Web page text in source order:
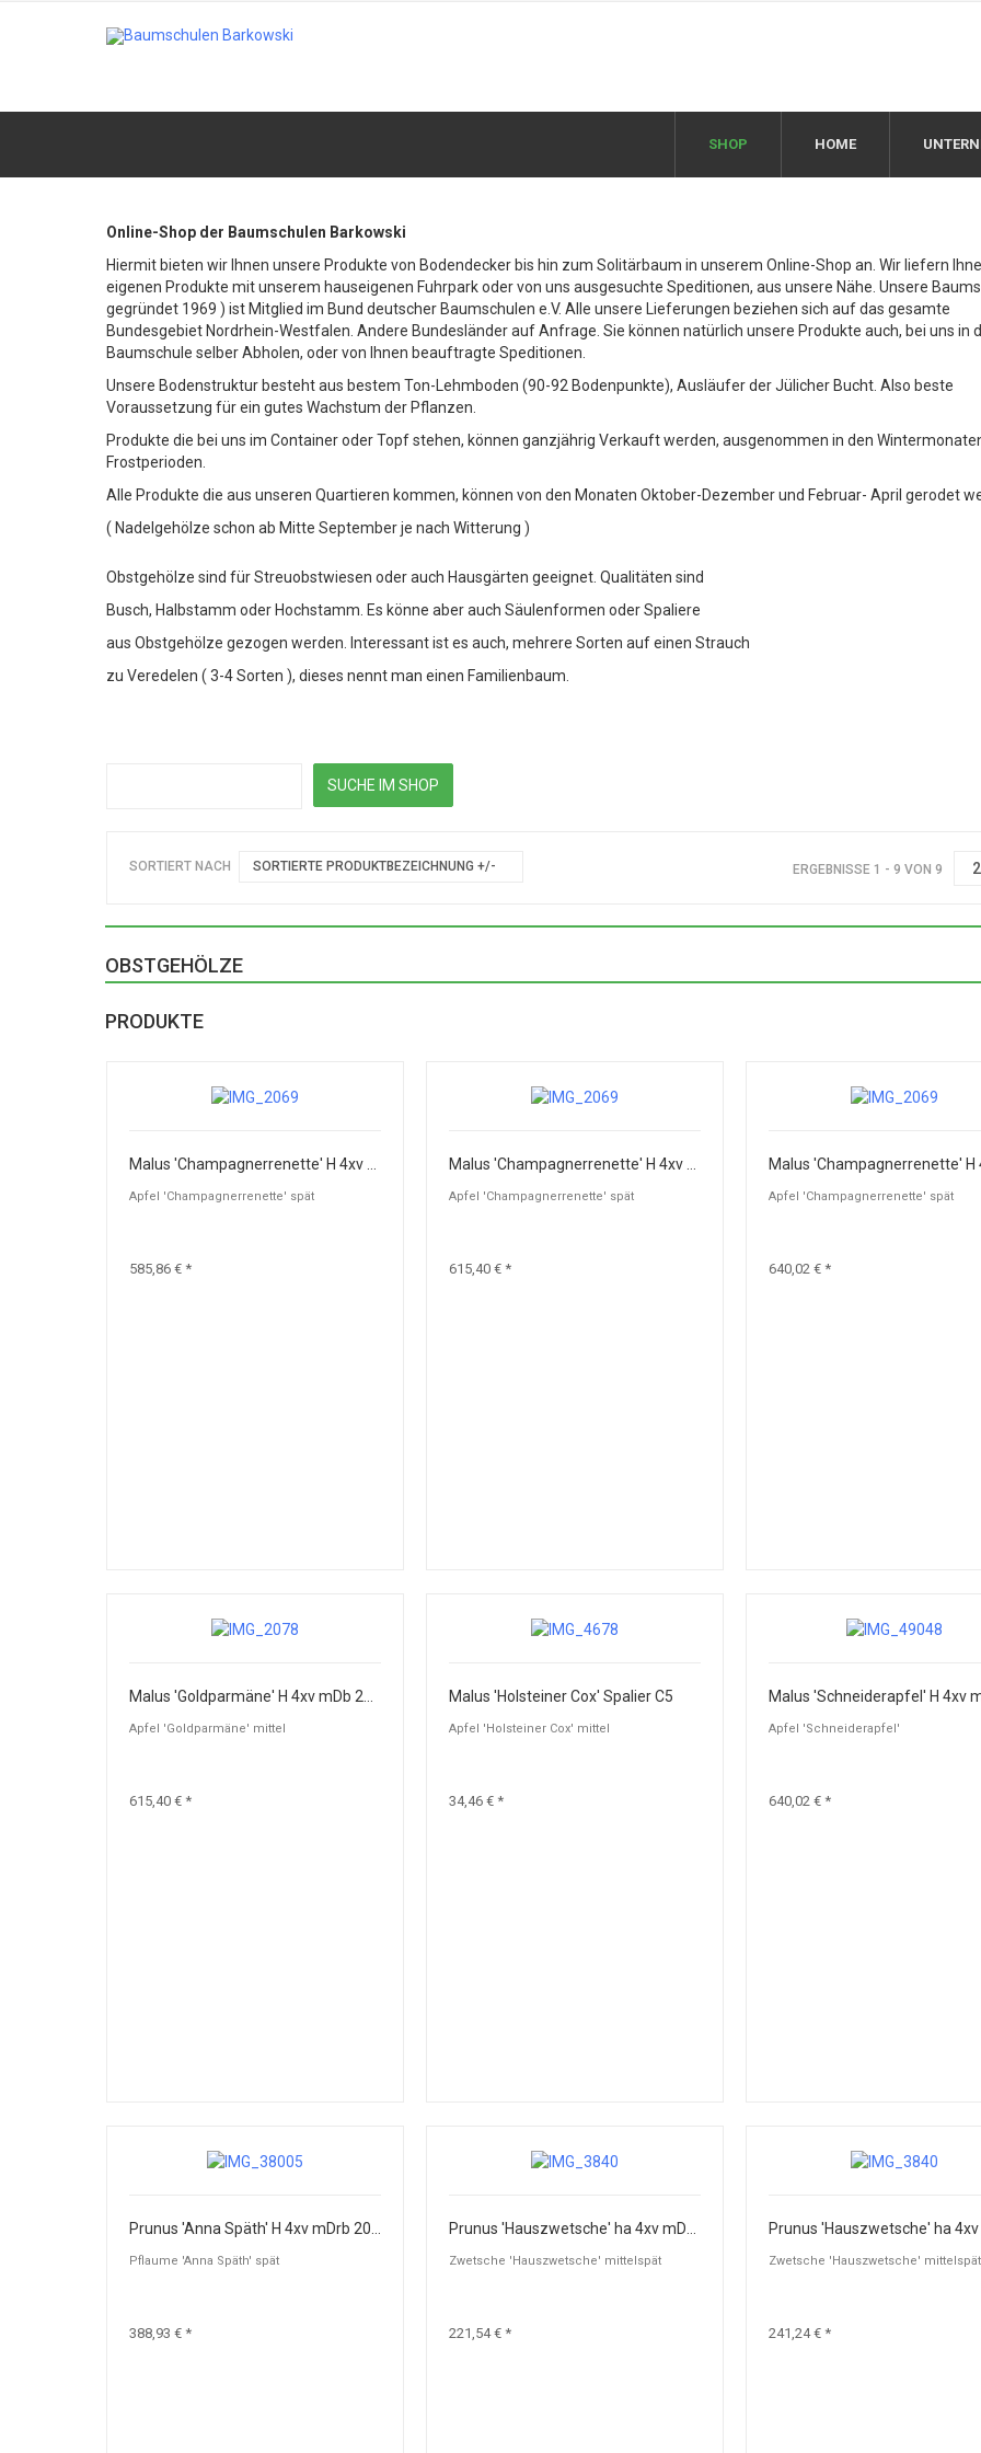
SHOP HOME
Online-Shop der Baumschulen Barkowski
Hiermit bieten wir Ihnen unsere Produkte von Bodendecker bis hin zum Solitärbaum in unserem Online-Shop an. Wir liefern
eigenen Produkte mit unserem hauseigenen Fuhrpark oder von uns ausgesuchte Speditionen, aus unsere Nähe. Unsere
gegründet 1969 ) ist Mitglied im Bund deutscher Baumschulen e.V. Alle unsere Lieferungen beziehen sich auf das gesamte
Bundesgebiet Nordrhein-Westfalen. Andere Bundesländer auf Anfrage. Sie können natürlich unsere Produkte auch, bei uns in
Baumschule selber Abholen, oder von Ihnen beauftragte Speditionen.
Unsere Bodenstruktur besteht aus bestem Ton-Lehmboden (90-92 Bodenpunkte), Ausläufer der Jülicher Bucht. Also beste
Voraussetzung für ein gutes Wachstum der Pflanzen.
Produkte die bei uns im Container oder Topf stehen, können ganzjährig Verkauft werden, ausgenommen in den
Frostperioden.
Alle Produkte die aus unseren Quartieren kommen, können von den Monaten Oktober-Dezember und Februar- April gerodet
( Nadelgehölze schon ab Mitte September je nach Witterung )
Obstgehölze sind für Streuobstwiesen oder auch Hausgärten geeignet. Qualitäten sind
Busch, Halbstamm oder Hochstamm. Es könne aber auch Säulenformen oder Spaliere
aus Obstgehölze gezogen werden. Interessant ist es auch, mehrere Sorten auf einen Strauch
zu Veredelen ( 3-4 Sorten ), dieses nennt man einen Familienbaum.
SORTIERT NACH SORTIERTE PRODUKTBEZEICHNUNG +/- ERGEBNISSE 1 - 9 VON 9
OBSTGEHÖLZE
PRODUKTE
Apfel 'Champagnerrenette' spät
585,86 € *
Apfel 'Champagnerrenette' spät
615,40 € *
Apfel 'Champagnerrenette' spät
640,02 € *
Apfel 'Goldparmäne' mittel
615,40 € *
Malus 'Holsteiner Cox' Spalier C5
Apfel 'Holsteiner Cox' mittel
34,46 € *
Apfel 'Schneiderapfel'
640,02 € *
Pflaume 'Anna Späth' spät
388,93 € *
Zwetsche 'Hauszwetsche' mittelspät
221,54 € *
Zwetsche 'Hauszwetsche' mittelspät
241,24 € *